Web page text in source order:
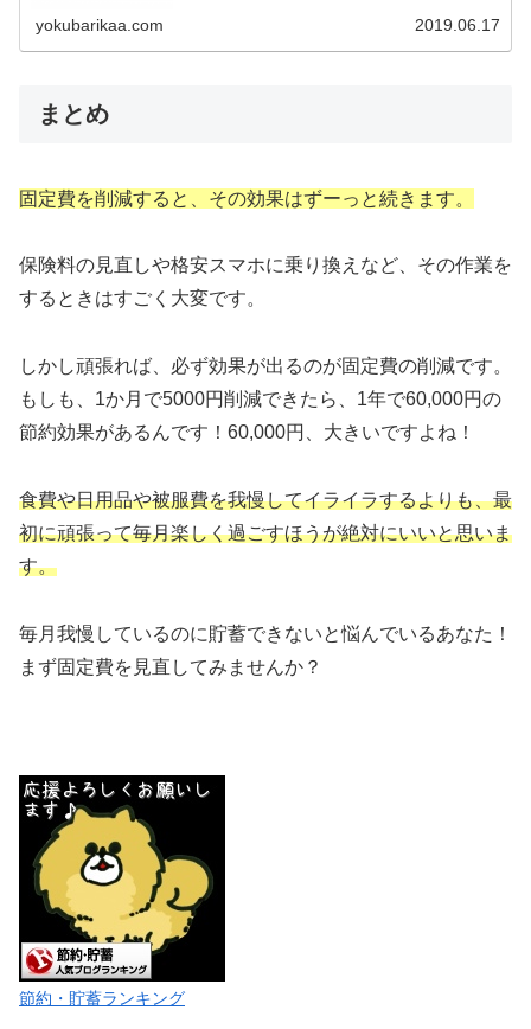
yokubarikaa.com 2019.06.17
まとめ
固定費を削減すると、その効果はずーっと続きます。
保険料の見直しや格安スマホに乗り換えなど、その作業を
するときはすごく大変です。
しかし頑張れば、必ず効果が出るのが固定費の削減です。
もしも、1か月で5000円削減できたら、1年で60,000円の
節約効果があるんです！60,000円、大きいですよね！
食費や日用品や被服費を我慢してイライラするよりも、最
初に頑張って毎月楽しく過ごすほうが絶対にいいと思いま
す。
毎月我慢しているのに貯蓄できないと悩んでいるあなた！
まず固定費を見直してみませんか？
節約・貯蓄ランキング